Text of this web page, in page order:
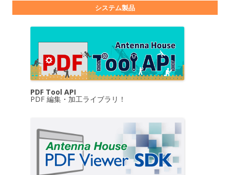
システム製品
PDF Tool API
PDF 編集・加工ライブラリ！